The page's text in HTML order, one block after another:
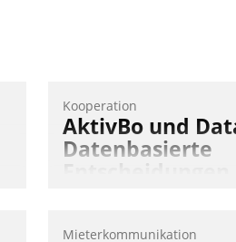
Kooperation
AktivBo und
Datenbasierte
Mieterkommunikation